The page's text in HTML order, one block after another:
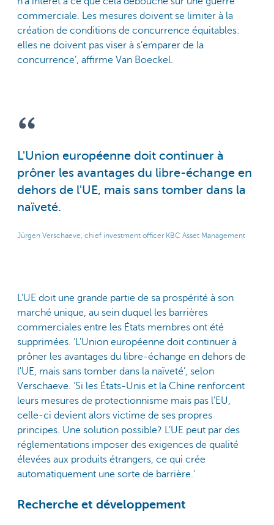
commerciale. Les mesures doivent se limiter à la
création de conditions de concurrence équitables:
elles ne doivent pas viser à s’emparer de la
concurrence’, affirme Van Boeckel.
L'Union européenne doit continuer à
prôner les avantages du libre-échange en
dehors de l'UE, mais sans tomber dans la
naïveté.
Jürgen Verschaeve, chief investment officer KBC Asset Management
L'UE doit une grande partie de sa prospérité à son
marché unique, au sein duquel les barrières
commerciales entre les États membres ont été
supprimées. ‘L'Union européenne doit continuer à
prôner les avantages du libre-échange en dehors de
l'UE, mais sans tomber dans la naïveté’, selon
Verschaeve. ‘Si les États-Unis et la Chine renforcent
leurs mesures de protectionnisme mais pas l'EU,
celle-ci devient alors victime de ses propres
principes. Une solution possible? L’UE peut par des
réglementations imposer des exigences de qualité
élevées aux produits étrangers, ce qui crée
automatiquement une sorte de barrière.’
Recherche et développement